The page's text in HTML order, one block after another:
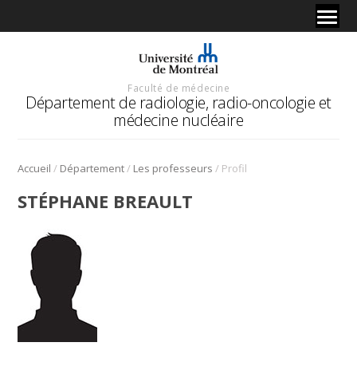
Faculté de médecine
Département de radiologie, radio-oncologie et
médecine nucléaire
Accueil / Département/ Les professeurs / Profil
STÉPHANE BREAULT